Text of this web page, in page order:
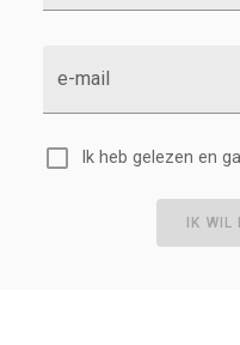
e-mail
Ik heb gelezen en
IK WIL